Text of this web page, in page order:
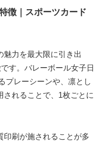
徴｜スポーツカード
魅力を最大限に引き出
す。バレーボール女子日
プレーシーンや、凛とし
されることで、1枚ごとに
印刷が施されることが多